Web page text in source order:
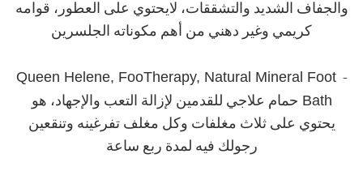
والجفاف الشديد والتشققات، لايحتوي على العطور، قوامه
كريمي وغير دهني من أهم مكوناته الجلسرين
-
Queen Helene, FooTherapy, Natural Mineral Foot
Bath حمام علاجي للقدمين لإزالة التعب والإجهاد، هو
يحتوي على ثلاث مغلفات وكل مغلف تفرغينه وتنقعين
رجولك فيه لمدة ربع ساعة